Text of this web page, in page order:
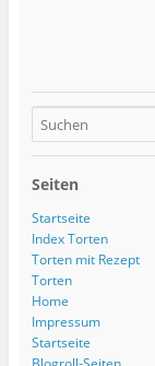
Seiten
Startseite
Index Torten
Torten mit Rezept
Torten
Home
Impressum
Startseite